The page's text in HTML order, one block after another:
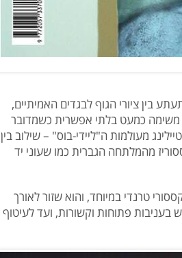
בין ציורי הגוף לבגדים האמיתיים,
משימה כמעט בלתי אפשרית כשמדובר
מעולמות ה"ליידי-בוס" – שילוב בין
מהמלתחה הגברית כמו שעוני יד
טרנדי במיוחד, והוא שזור לאורך
פתוחות וקשורות, ועד לעיטוף